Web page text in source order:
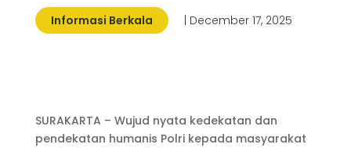
Informasi Berkala | December 17, 2025
SURAKARTA – Wujud nyata kedekatan dan
pendekatan humanis Polri kepada masyarakat